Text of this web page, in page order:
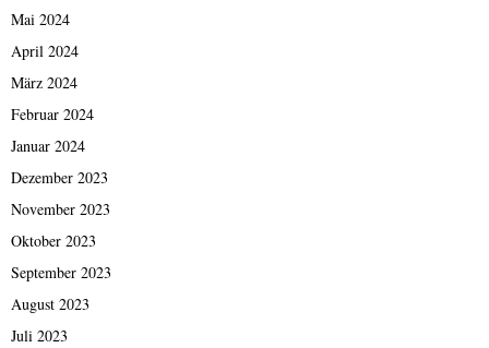
Mai 2024
April 2024
März 2024
Februar 2024
Januar 2024
Dezember 2023
November 2023
Oktober 2023
September 2023
August 2023
Juli 2023